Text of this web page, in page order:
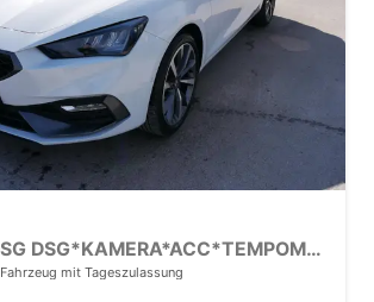
FR 2.0 TDI DSG DSG*KAMERA*ACC*TEMPOMAT*NAVI*3-ZONE KLIMAAUTOMATIK*VIRTUAL COCKPIT*
Fahrzeug mit Tageszulassung